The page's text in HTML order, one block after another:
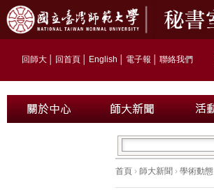
回師大 回首頁 English 電子報 聯絡我們
首頁 › 師大新聞 › 學術動態